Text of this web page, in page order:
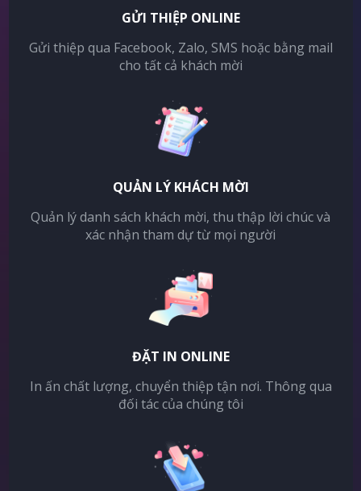
GỬI THIỆP ONLINE
Gửi thiệp qua Facebook, Zalo, SMS hoặc bằng mail
cho tất cả khách mời
QUẢN LÝ KHÁCH MỜI
Quản lý danh sách khách mời, thu thập lời chúc và
xác nhận tham dự từ mọi người
ĐẶT IN ONLINE
In ấn chất lượng, chuyển thiệp tận nơi. Thông qua
đối tác của chúng tôi